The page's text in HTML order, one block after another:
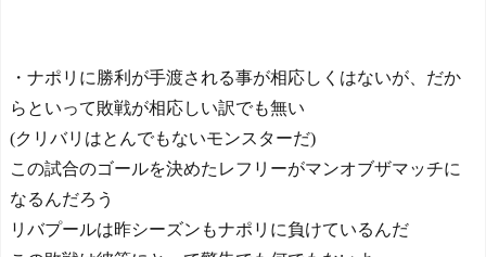
・ナポリに勝利が手渡される事が相応しくはないが、だか
らといって敗戦が相応しい訳でも無い
(クリバリはとんでもないモンスターだ)
この試合のゴールを決めたレフリーがマンオブザマッチに
なるんだろう
リバプールは昨シーズンもナポリに負けているんだ